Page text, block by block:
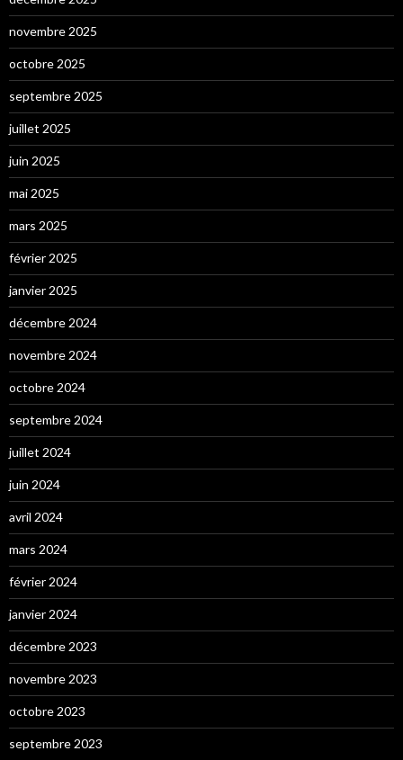
novembre 2025
octobre 2025
septembre 2025
juillet 2025
juin 2025
mai 2025
mars 2025
février 2025
janvier 2025
décembre 2024
novembre 2024
octobre 2024
septembre 2024
juillet 2024
juin 2024
avril 2024
mars 2024
février 2024
janvier 2024
décembre 2023
novembre 2023
octobre 2023
septembre 2023